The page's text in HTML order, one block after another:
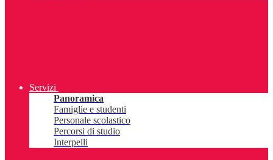
Servizi
Panoramica
Famiglie e studenti
Personale scolastico
Percorsi di studio
Interpelli